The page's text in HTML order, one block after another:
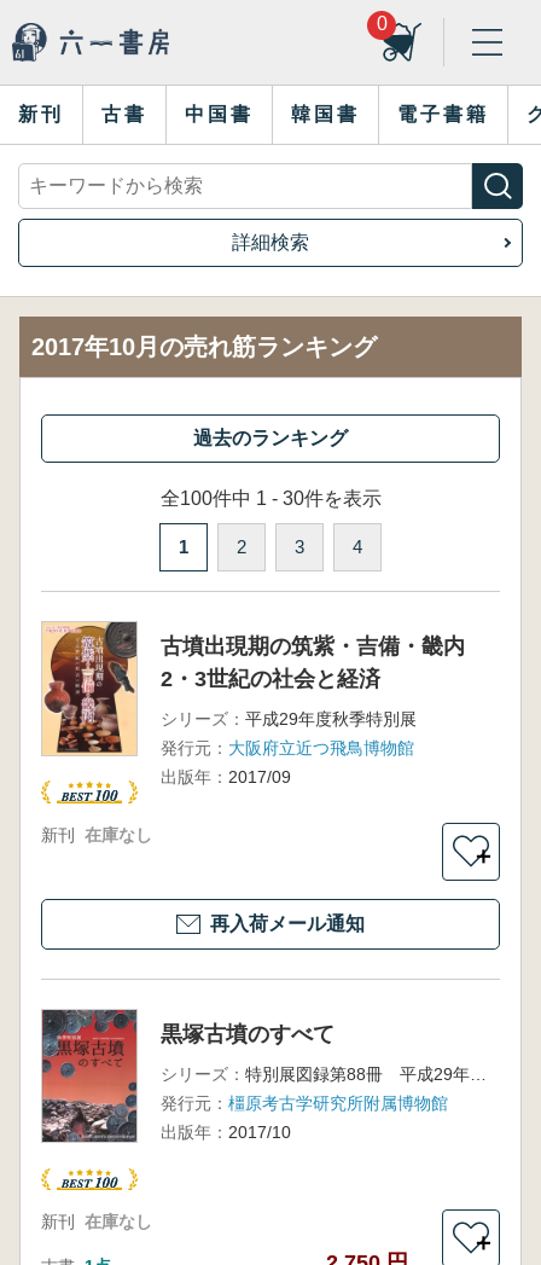
0
新刊 古書 中国書 韓国書 電子書籍
詳細検索
2017年10月の売れ筋ランキング
全100件中 1 - 30件を表示
1 2 3 4
古墳出現期の筑紫・吉備・畿内
2・3世紀の社会と経済
シリーズ： 平成29年度秋季特別展
発行元： 大阪府立近つ飛鳥博物館
出版年： 2017/09
新刊 在庫なし
＋
再入荷メール通知
黒塚古墳のすべて
シリーズ：
特別展図録第88冊 平成29年度秋季特別展 橿原考古学研究所創立80周年関連事業
発行元： 橿原考古学研究所附属博物館
出版年： 2017/10
新刊 在庫なし
＋